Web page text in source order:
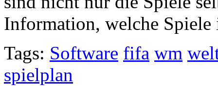
Information, welche Spiele
Tags: Software fifa wm
spielplan